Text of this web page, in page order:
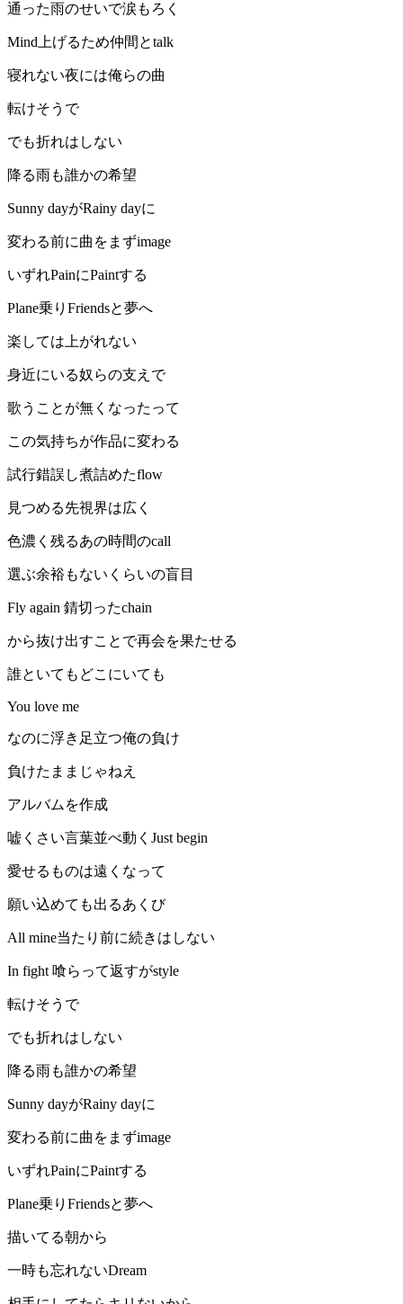
通った雨のせいで涙もろく
Mind上げるため仲間とtalk
寝れない夜には俺らの曲
転けそうで
でも折れはしない
降る雨も誰かの希望
Sunny dayがRainy dayに
変わる前に曲をまずimage
いずれPainにPaintする
Plane乗りFriendsと夢へ
楽しては上がれない
身近にいる奴らの支えで
歌うことが無くなったって
この気持ちが作品に変わる
試行錯誤し煮詰めたflow
見つめる先視界は広く
色濃く残るあの時間のcall
選ぶ余裕もないくらいの盲目
Fly again 錆切ったchain
から抜け出すことで再会を果たせる
誰といてもどこにいても
You love me
なのに浮き足立つ俺の負け
負けたままじゃねえ
アルバムを作成
嘘くさい言葉並べ動くJust begin
愛せるものは遠くなって
願い込めても出るあくび
All mine当たり前に続きはしない
In fight 喰らって返すがstyle
転けそうで
でも折れはしない
降る雨も誰かの希望
Sunny dayがRainy dayに
変わる前に曲をまずimage
いずれPainにPaintする
Plane乗りFriendsと夢へ
描いてる朝から
一時も忘れないDream